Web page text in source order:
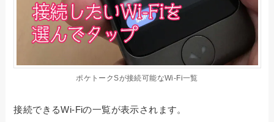
ポケトークSが接続可能なWi-Fi一覧
接続できるWi-Fiの一覧が表示されます。